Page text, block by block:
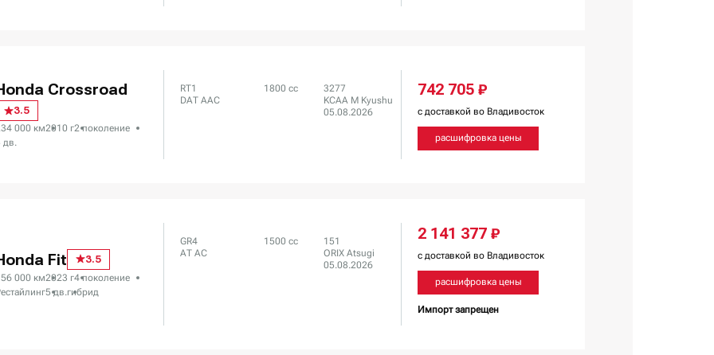
Crossroad
3.5
000 км2010 г2 поколение
дв.
RT1
DAT AAC
1800 сс
3277
KCAA M Kyushu
05.08.2026
742 705 ₽
с доставкой во Владивосток
расшифровка цены
Fit
3.5
000 км2023 г4 поколение
5 дв.гибрид
GR4
AT AC
1500 сс
151
ORIX Atsugi
05.08.2026
2 141 377 ₽
с доставкой во Владивосток
расшифровка цены
Импорт запрещен